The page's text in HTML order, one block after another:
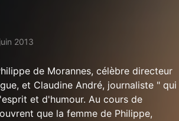
2013
de Morannes, célèbre directeur
et Claudine André, journaliste " qui
et d'humour. Au cours de
que la femme de Philippe,